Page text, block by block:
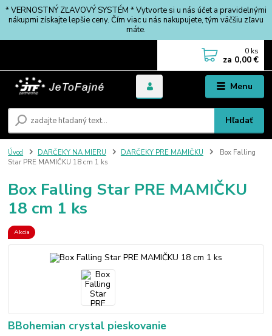
* VERNOSTNÝ ZĽAVOVÝ SYSTÉM * Vytvorte si u nás účet a pravidelnými
nákupmi získajte lepšie ceny. Čím viac u nás nakupujete, tým väčšiu zľavu
máte.
Menu
Hľadať
0 ks
za 0,00 €
Úvod DARČEKY NA MIERU DARČEKY PRE MAMIČKU
Box Falling
Star PRE MAMIČKU 18 cm 1 ks
Box Falling Star PRE MAMIČKU
18 cm 1 ks
Akcia
BBohemian crystal pieskovanie